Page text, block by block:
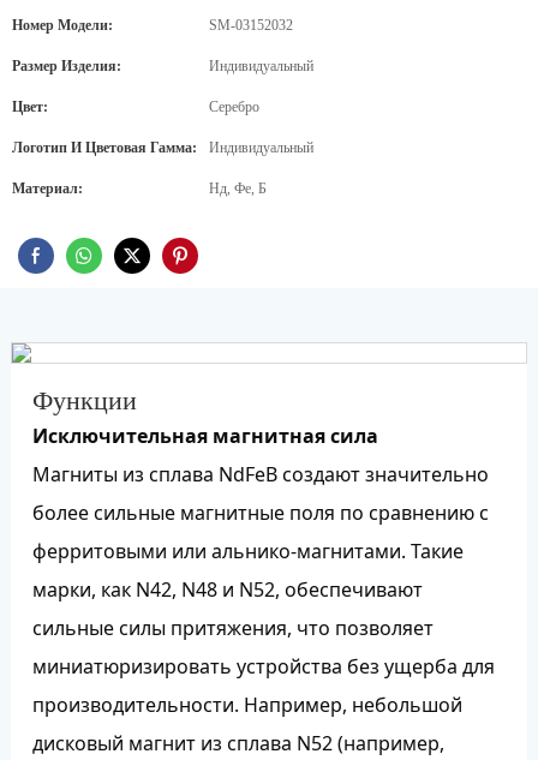
Номер Модели: SM-03152032
Размер Изделия: Индивидуальный
Цвет: Серебро
Логотип И Цветовая Гамма: Индивидуальный
Материал: Нд, Фе, Б
Функции
Исключительная магнитная сила
Магниты из сплава NdFeB создают значительно
более сильные магнитные поля по сравнению с
ферритовыми или альнико-магнитами. Такие
марки, как N42, N48 и N52, обеспечивают
сильные силы притяжения, что позволяет
миниатюризировать устройства без ущерба для
производительности. Например, небольшой
дисковый магнит из сплава N52 (например,